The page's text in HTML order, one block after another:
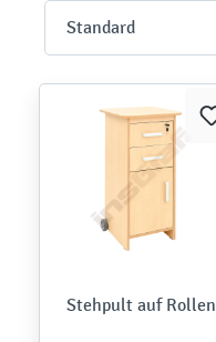
Stehpult auf Rollen